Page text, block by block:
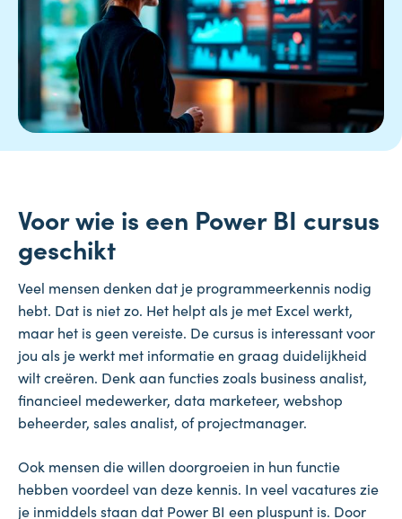
Voor wie is een Power BI cursus
geschikt
Veel mensen denken dat je programmeerkennis nodig
hebt. Dat is niet zo. Het helpt als je met Excel werkt,
maar het is geen vereiste. De cursus is interessant voor
jou als je werkt met informatie en graag duidelijkheid
wilt creëren. Denk aan functies zoals business analist,
financieel medewerker, data marketeer, webshop
beheerder, sales analist, of projectmanager.
Ook mensen die willen doorgroeien in hun functie
hebben voordeel van deze kennis. In veel vacatures zie
je inmiddels staan dat Power BI een pluspunt is. Door